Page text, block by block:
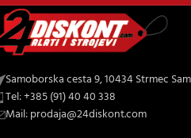
Samoborska cesta 9, 10434 Strmec
Tel: +385 (91) 40 40 338
Mail: prodaja@24diskont.com